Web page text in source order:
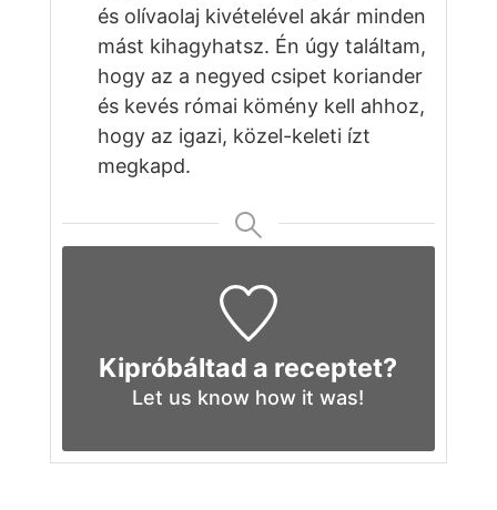
és olívaolaj kivételével akár minden
mást kihagyhatsz. Én úgy találtam,
hogy az a negyed csipet koriander
és kevés római kömény kell ahhoz,
hogy az igazi, közel-keleti ízt
megkapd.
Kipróbáltad a receptet?
Let us know how it was!